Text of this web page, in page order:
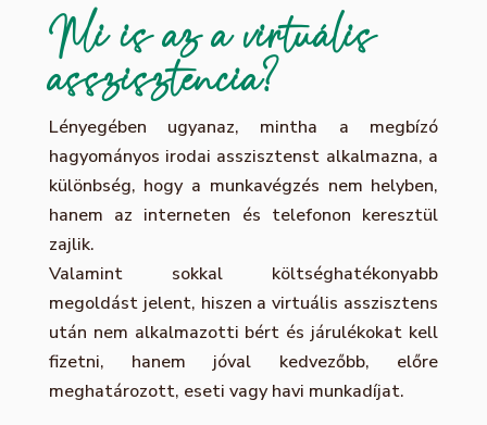
Mi is az a virtuális
asszisztencia?
Lényegében ugyanaz, mintha a megbízó
hagyományos irodai asszisztenst alkalmazna, a
különbség, hogy a munkavégzés nem helyben,
hanem az interneten és telefonon keresztül
zajlik.
Valamint sokkal költséghatékonyabb
megoldást jelent, hiszen a virtuális asszisztens
után nem alkalmazotti bért és járulékokat kell
fizetni, hanem jóval kedvezőbb, előre
meghatározott, eseti vagy havi munkadíjat.